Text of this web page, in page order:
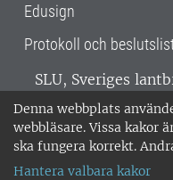
Denna webbplats
webbläsare. Vissa kakor
ska fungera korrekt.
Hantera valbara kakor
Edusign
Protokoll och
SLU, Sveriges
verksamhet över
Alnarp, Uppsala
miljöcertifierat
018-67 10 00 •